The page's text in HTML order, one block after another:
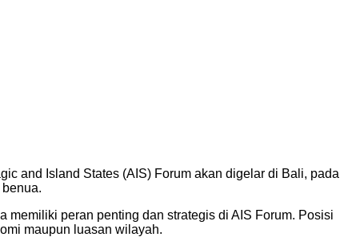
and Island States (AIS) Forum akan digelar di Bali, pada
peran penting dan strategis di AIS Forum. Posisi
maupun luasan wilayah.